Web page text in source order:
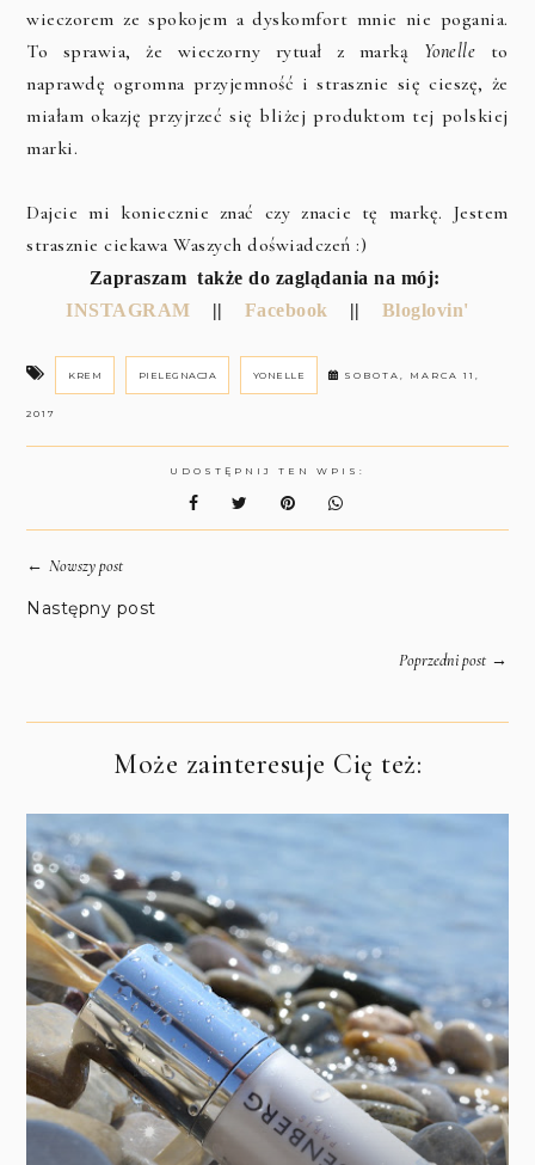
wieczorem ze spokojem a dyskomfort mnie nie pogania.
To sprawia, że wieczorny rytuał z marką Yonelle to
naprawdę ogromna przyjemność i strasznie się cieszę, że
miałam okazję przyjrzeć się bliżej produktom tej polskiej
marki.
Dajcie mi koniecznie znać czy znacie tę markę. Jestem
strasznie ciekawa Waszych doświadczeń :)
Zapraszam także do zaglądania na mój:
INSTAGRAM || Facebook || Bloglovin'
KREM PIELEGNACJA YONELLE SOBOTA, MARCA 11,
2017
UDOSTĘPNIJ TEN WPIS:
←Nowszy post
Następny post
Poprzedni post→
Może zainteresuje Cię też: